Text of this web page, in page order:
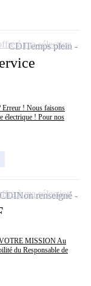
Erreur ! Nous faisons
électrique ! Pour nos
CDITemps plein
à ma sélection
MISSION Au
du Responsable de
CDINon renseigné
à ma sélection